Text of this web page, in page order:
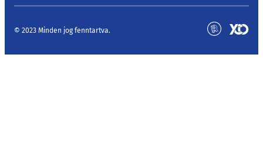
© 2023 Minden jog fenntartva.